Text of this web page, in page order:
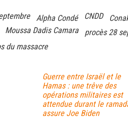
Alpha Condé CNDD
Moussa Dadis Camara
procès 28
du massacre
Guerre entre Israël et le
Hamas : une trêve des
opérations militaires est
attendue durant le
assure Joe Biden